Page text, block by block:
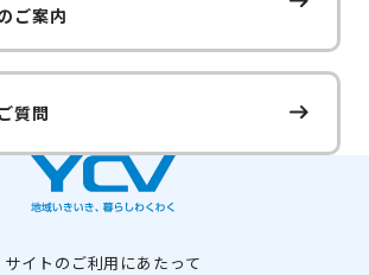
ご案内
質問
サイトのご利用にあたって